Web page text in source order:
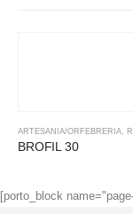
ARTESANIA/ORFEBRERIA
BROFIL 30
[porto_block